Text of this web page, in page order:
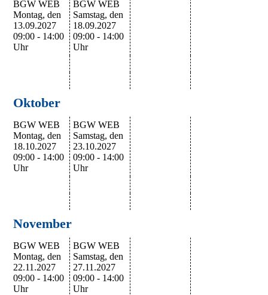
BGW WEB
Montag, den
13.09.2027
09:00 - 14:00
Uhr
BGW WEB
Samstag, den
18.09.2027
09:00 - 14:00
Uhr
Oktober
BGW WEB
Montag, den
18.10.2027
09:00 - 14:00
Uhr
BGW WEB
Samstag, den
23.10.2027
09:00 - 14:00
Uhr
November
BGW WEB
Montag, den
22.11.2027
09:00 - 14:00
Uhr
BGW WEB
Samstag, den
27.11.2027
09:00 - 14:00
Uhr